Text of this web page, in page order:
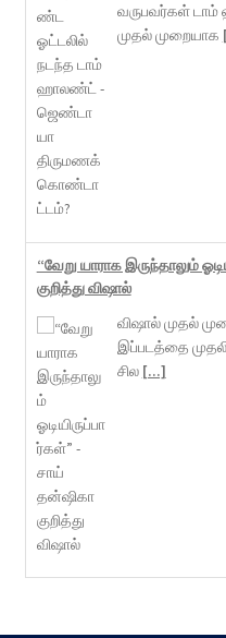
வருபவர்கள்
முதல் முறையாக
“வேறு யாராக இருந்தாலும்
குறித்து விஷால்
விஷால் முதல்
இப்படத்தை
சில [...]